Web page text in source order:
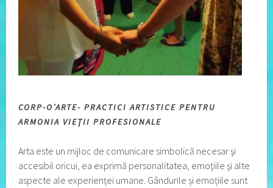
CORP-O’ARTE- PRACTICI ARTISTICE PENTRU
ARMONIA VIEŢII PROFESIONALE
Arta este un mijloc de comunicare simbolică necesar şi
accesibil oricui, ea exprimă personalitatea, emoţiile şi alte
aspecte ale experienţei umane. Gândurile și emoțiile sunt